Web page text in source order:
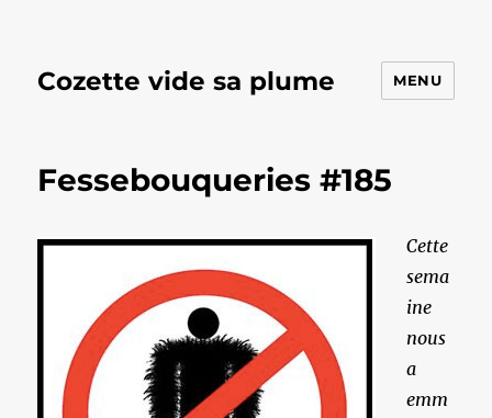
Cozette vide sa plume MENU
Fessebouqueries #185
Cette
sema
ine
nous
a
emm